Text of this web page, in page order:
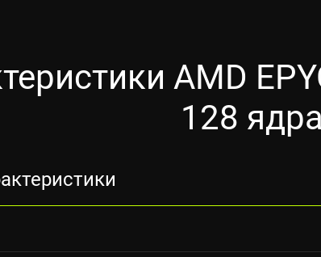
AMD
128